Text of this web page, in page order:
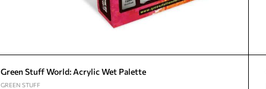
Green Stuff World: Acrylic Wet Palette
GREEN STUFF